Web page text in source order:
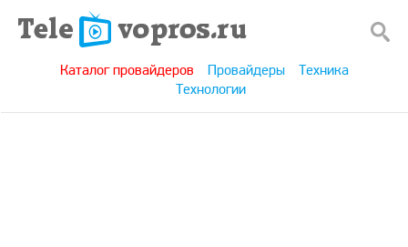
Каталог провайдеров Провайдеры
Техника
Технологии